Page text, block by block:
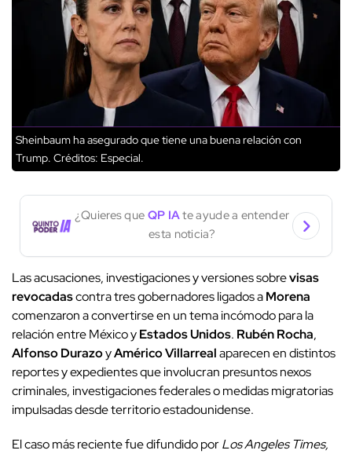
Sheinbaum ha asegurado que tiene una buena relación con
Trump. Créditos: Especial.
¿Quieres que QP IAte ayude a entender
esta noticia?
Las acusaciones, investigaciones y versiones sobrevisas
revocadascontra tres gobernadores ligados aMorena
comenzaron a convertirse en un tema incómodo para la
relación entre México yEstados Unidos. Rubén Rocha,
Alfonso DurazoyAmérico Villarrealaparecen en distintos
reportes y expedientes que involucran presuntos nexos
criminales, investigaciones federales o medidas migratorias
impulsadas desde territorio estadounidense.
El caso más reciente fue difundido porLos Angeles Times,